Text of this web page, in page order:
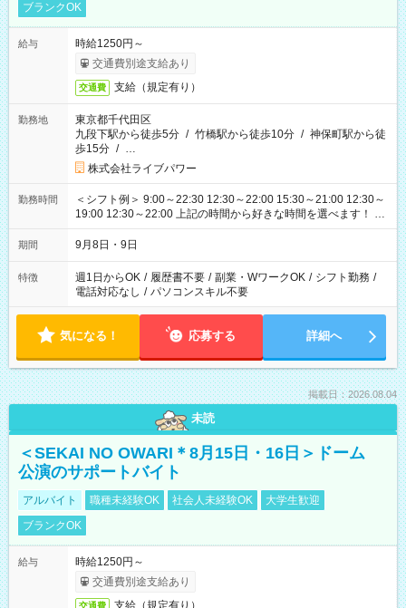
ブランクOK
給与
時給1250円～
交通費別途支給あり
交通費 支給（規定有り）
勤務地
東京都千代田区
九段下駅から徒歩5分 / 竹橋駅から徒歩10分 / 神保町駅から徒
歩15分 / …
株式会社ライブパワー
勤務時間
＜シフト例＞ 9:00～22:30 12:30～22:00 15:30～21:00 12:30～
19:00 12:30～22:00 上記の時間から好きな時間を選べます！ ※
時間は変更となる可能性があります
期間 9月8日・9日
特徴 週1日からOK / 履歴書不要 / 副業・WワークOK / シフト勤務 /
電話対応なし / パソコンスキル不要
気になる！ 応募する 詳細へ
掲載日：2026.08.04
未読
＜SEKAI NO OWARI＊8月15日・16日＞ドーム
公演のサポートバイト
アルバイト 職種未経験OK 社会人未経験OK
大学生歓迎
ブランクOK
給与
時給1250円～
交通費別途支給あり
交通費 支給（規定有り）